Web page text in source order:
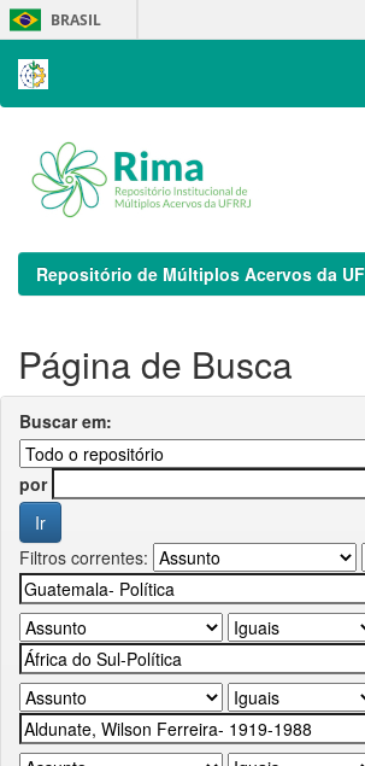
Skip
navigation
BRASIL
Repositório de Múltiplos Acervos da
Página de Busca
Buscar em:
por
Filtros correntes: